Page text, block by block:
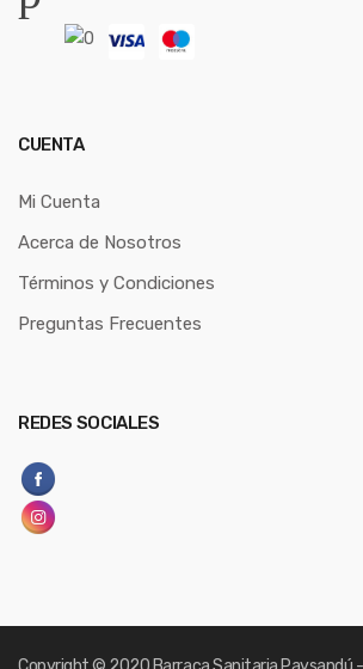
CUENTA
Mi Cuenta
Acerca de Nosotros
Términos y Condiciones
Preguntas Frecuentes
REDES SOCIALES